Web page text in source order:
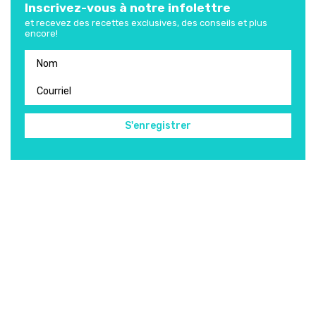
Inscrivez-vous à notre infolettre
et recevez des recettes exclusives, des conseils et plus
encore!